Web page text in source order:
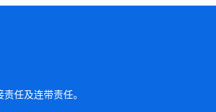
任及连带责任。